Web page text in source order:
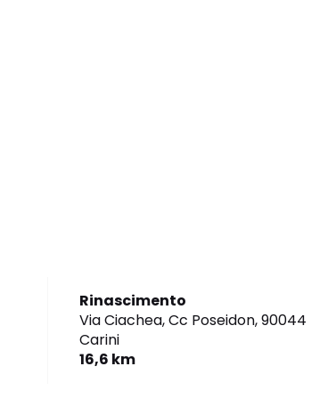
Rinascimento
Via Ciachea, Cc Poseidon,90044
Carini
16,6 km